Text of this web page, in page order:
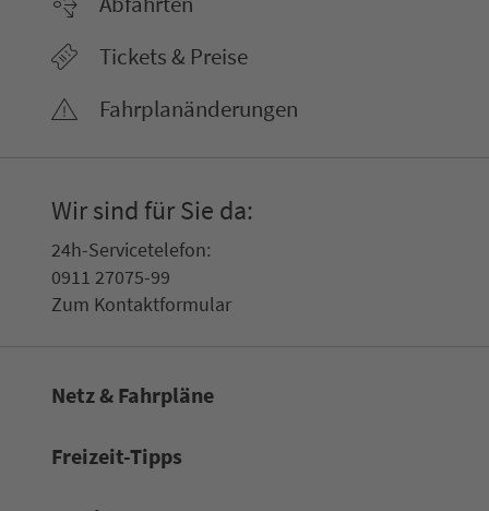
Tickets & Preise
Fahr­plan­ände­rungen
Wir sind für Sie da:
24h-Ser­vice­te­le­fon:
0911 27075-99
Zum Kon­taktformular
Netz & Fahrpläne
Frei­zeit-Tipps